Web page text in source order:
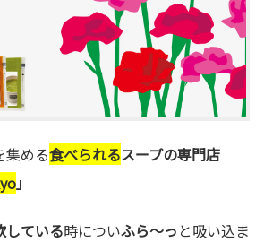
集める食べられるスープの専門店
」
している時についふら～っ と吸い込ま